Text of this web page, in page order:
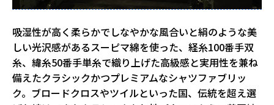
吸湿性が高く柔らかでしなやかな風合いと絹のような美
しい光沢感があるスーピマ綿を使った、経糸100番手双
糸、緯糸50番手単糸で織り上げた高級感と実用性を兼ね
備えたクラシックかつプレミアムなシャツファブリッ
ク。ブロードクロスやツイルといった国、伝統を超え選